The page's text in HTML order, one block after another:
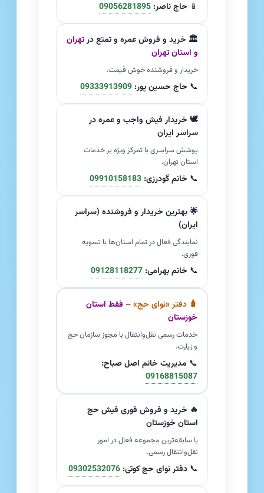
📱 حاج ناصر: 09056281895
🏛️ خرید و فروش عمره و تمتع درتهران
و استان تهران
خریدار و فروشنده خوش قیمت.
📞 حاج حسین پور: 09333913909
🕊️ خریدار فیش واجب و عمره در
سراسر ایران
پوشش سراسری با تمرکز ویژه بر خدمات
استان تهران.
📞 خانم گودرزی: 09910158183
🌟 بهترین خریدار و فروشنده (سراسر
ایران)
نمایندگی فعال در تمام استان‌ها با تسویه
فوری.
📞 خانم بهرامی: 09128118277
🧳 دفتر «نوای حج» – فقط استان
خوزستان
خدمات رسمی نقل‌وانتقال با مجوز سازمان حج
و زیارت.
📞 مدیریت خانم اصل صباح:
09168815087
🔥 خرید و فروش فوری فیش حج
استان خوزستان
با سابقه‌ترین مجموعه فعال در امور
نقل‌وانتقال رسمی.
📞 دفتر نوای حج کوتی: 09302532076